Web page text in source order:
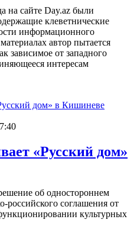
на сайте Day.az были
клеветнические
информационного
автор пытается
зависимое от западного
интересам
«Русский дом»
об одностороннем
соглашения от
культурных